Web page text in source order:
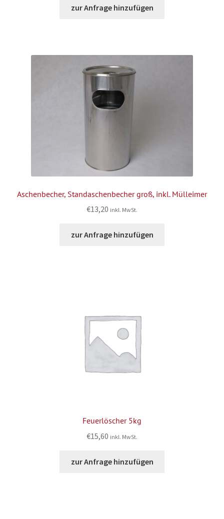
zur Anfrage hinzufügen
Aschenbecher, Standaschenbecher groß, inkl. Mülleimer
€13,20 inkl. MwSt.
zur Anfrage hinzufügen
Feuerlöscher 5kg
€15,60 inkl. MwSt.
zur Anfrage hinzufügen